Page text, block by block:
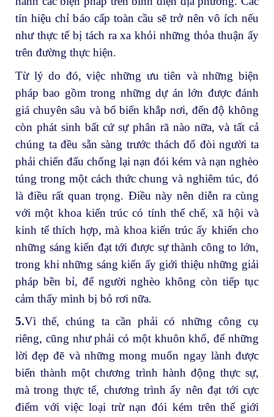
tín hiệu chỉ báo cấp toàn cầu sẽ trở nên vô ích nếu
như thực tế bị tách ra xa khỏi những thỏa thuận ấy
trên đường thực hiện.
Từ lý do đó, việc những ưu tiên và những biện
pháp bao gồm trong những dự án lớn được đánh
giá chuyên sâu và bổ biến khắp nơi, đến độ không
còn phát sinh bất cứ sự phân rã nào nữa, và tất cả
chúng ta đều sẵn sàng trước thách đố đòi người ta
phải chiến đấu chống lại nạn đói kém và nạn nghèo
túng trong một cách thức chung và nghiêm túc, đó
là điều rất quan trọng. Điều này nên diễn ra cùng
với một khoa kiến trúc có tính thể chế, xã hội và
kinh tế thích hợp, mà khoa kiến trúc ấy khiến cho
những sáng kiến đạt tới được sự thành công to lớn,
trong khi những sáng kiến ấy giới thiệu những giải
pháp bền bỉ, để người nghèo không còn tiếp tục
cảm thấy mình bị bỏ rơi nữa.
5.Vì thế, chúng ta cần phải có những công cụ
riêng, cũng như phải có một khuôn khổ, để những
lời đẹp đẽ và những mong muốn ngay lành được
biến thành một chương trình hành động thực sự,
mà trong thực tế, chương trình ấy nên đạt tới cực
điểm với việc loại trừ nạn đói kém trên thế giới